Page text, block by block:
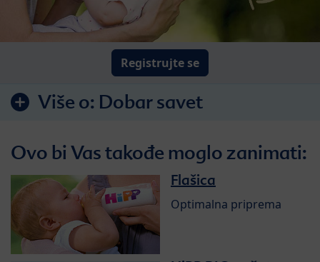
Registrujte se
Više o: Dobar savet
Ovo bi Vas takođe moglo zanimati:
Flašica
Optimalna priprema